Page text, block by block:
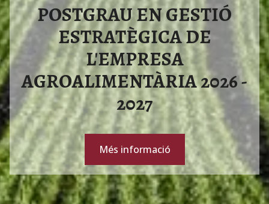
POSTGRAU EN GESTIÓ
ESTRATÈGICA DE
L'EMPRESA
AGROALIMENTÀRIA 2026 -
2027
Més informació